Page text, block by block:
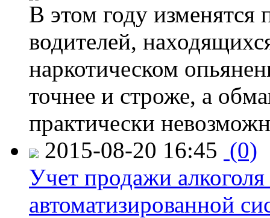
В этом году изменятся
водителей,
наркотическом
точнее и строже, а
практически
2015-08-20 16:45 (0)
Учет продажи
автоматизированной